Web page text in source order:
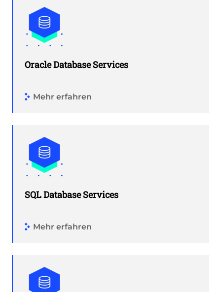
Oracle Database Services
Mehr erfahren
SQL Database Services
Mehr erfahren